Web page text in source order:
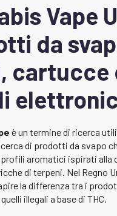
Vape
da
cartucce
è un termine di ricerca
di prodotti da svapo
aromatici ispirati alla
di terpeni. Nel Regno
la differenza tra i
illegali a base di THC.